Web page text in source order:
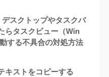
デスクトップやタスクバ
らタスクビュー（Win
する不具合の対処方法
キストをコピーする